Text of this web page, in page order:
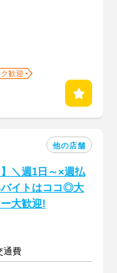
歓迎
他の店舗
】＼週1日～×週払
イトはココ◎大
大歓迎!
通費